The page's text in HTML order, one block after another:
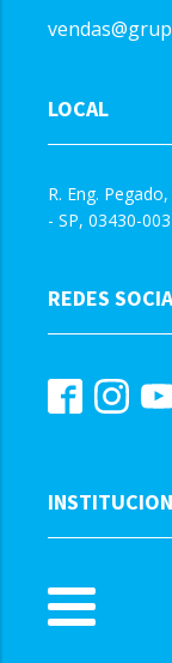
LOCAL
R. Eng.
- SP, 03430-003
REDES